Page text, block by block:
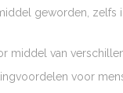
geworden, zelfs
middel van
voor